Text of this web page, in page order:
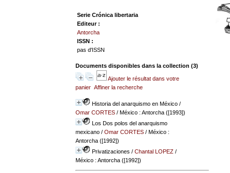
Serie Crónica libertaria
Editeur :
Antorcha
ISSN :
pas d'ISSN
Documents disponibles dans la collection (3)
Ajouter le résultat dans votre
panier Affiner la recherche
Historia del anarquismo en México/
Omar CORTES/ México : Antorcha ([1993])
Los Dos polos del anarquismo
mexicano/ Omar CORTES/ México :
Antorcha ([1992])
Privatizaciones / Chantal LOPEZ/
México : Antorcha ([1992])